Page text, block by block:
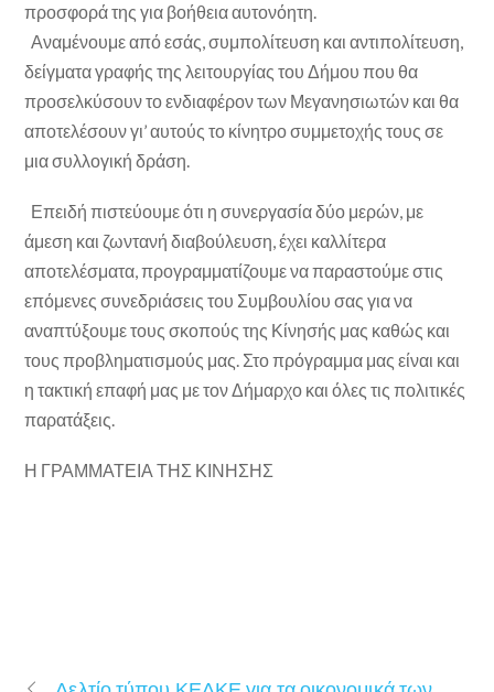
προσφορά της για βοήθεια αυτονόητη.
Αναμένουμε από εσάς, συμπολίτευση και αντιπολίτευση,
δείγματα γραφής της λειτουργίας του Δήμου που θα
προσελκύσουν το ενδιαφέρον των Μεγανησιωτών και θα
αποτελέσουν γι’ αυτούς το κίνητρο συμμετοχής τους σε
μια συλλογική δράση.
Επειδή πιστεύουμε ότι η συνεργασία δύο μερών, με
άμεση και ζωντανή διαβούλευση, έχει καλλίτερα
αποτελέσματα, προγραμματίζουμε να παραστούμε στις
επόμενες συνεδριάσεις του Συμβουλίου σας για να
αναπτύξουμε τους σκοπούς της Κίνησής μας καθώς και
τους προβληματισμούς μας. Στο πρόγραμμα μας είναι και
η τακτική επαφή μας με τον Δήμαρχο και όλες τις πολιτικές
παρατάξεις.
Η ΓΡΑΜΜΑΤΕΙΑ ΤΗΣ ΚΙΝΗΣΗΣ